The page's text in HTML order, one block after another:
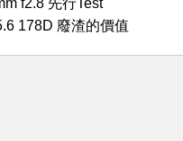
178D 廢渣的價值